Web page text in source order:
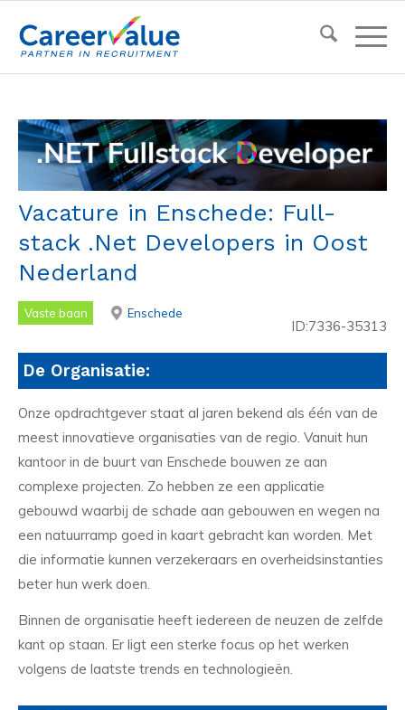
Vacature in Enschede: Full-
stack .Net Developers in Oost
Nederland
Vaste baan Enschede
ID:7336-35313
De Organisatie:
Onze opdrachtgever staat al jaren bekend als één van de
meest innovatieve organisaties van de regio. Vanuit hun
kantoor in de buurt van Enschede bouwen ze aan
complexe projecten. Zo hebben ze een applicatie
gebouwd waarbij de schade aan gebouwen en wegen na
een natuurramp goed in kaart gebracht kan worden. Met
die informatie kunnen verzekeraars en overheidsinstanties
beter hun werk doen.
Binnen de organisatie heeft iedereen de neuzen de zelfde
kant op staan. Er ligt een sterke focus op het werken
volgens de laatste trends en technologieën.